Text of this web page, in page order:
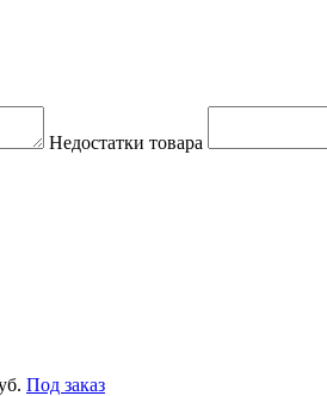
Недостатки товара
Под заказ